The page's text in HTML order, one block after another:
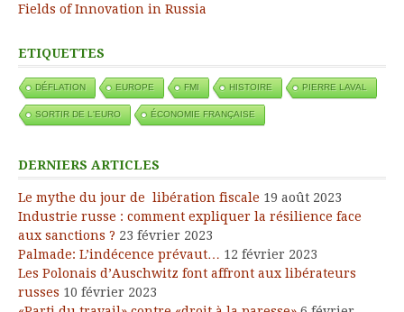
Fields of Innovation in Russia
ETIQUETTES
DÉFLATION EUROPE FMI HISTOIRE PIERRE LAVAL
SORTIR DE L'EURO ÉCONOMIE FRANÇAISE
DERNIERS ARTICLES
Le mythe du jour de libération fiscale 19 août 2023
Industrie russe : comment expliquer la résilience face
aux sanctions ? 23 février 2023
Palmade: L’indécence prévaut… 12 février 2023
Les Polonais d’Auschwitz font affront aux libérateurs
russes 10 février 2023